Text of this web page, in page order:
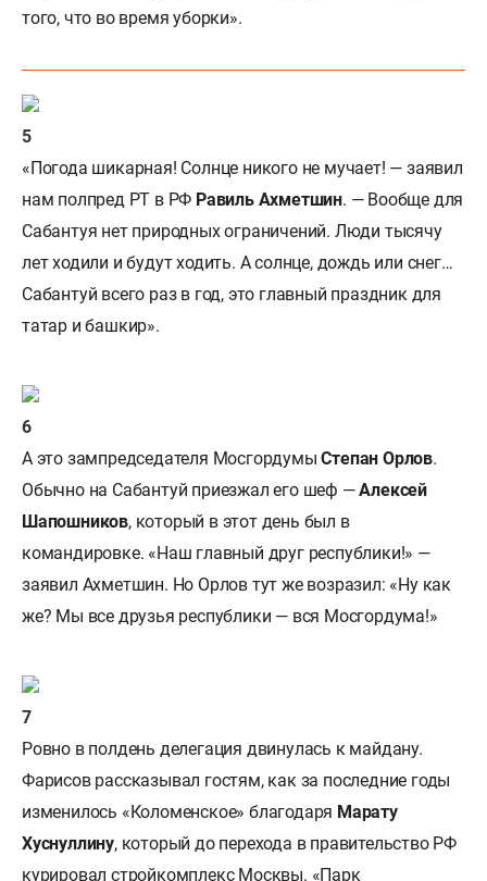
того, что во время уборки».
«Погода шикарная! Солнце никого не мучает! — заявил
нам полпред РТ в РФ Равиль Ахметшин. — Вообще для
Сабантуя нет природных ограничений. Люди тысячу
лет ходили и будут ходить. А солнце, дождь или снег…
Сабантуй всего раз в год, это главный праздник для
татар и башкир».
А это зампредседателя МосгордумыСтепан Орлов.
Обычно на Сабантуй приезжал его шеф —Алексей
Шапошников, который в этот день был в
командировке. «Наш главный друг республики!» —
заявил Ахметшин. Но Орлов тут же возразил: «Ну как
же? Мы все друзья республики — вся Мосгордума!»
Ровно в полдень делегация двинулась к майдану.
Фарисов рассказывал гостям, как за последние годы
изменилось «Коломенское» благодаря Марату
Хуснуллину, который до перехода в правительство РФ
курировал стройкомплекс Москвы. «Парк